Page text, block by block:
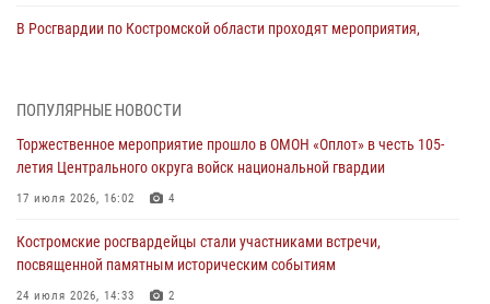
В Росгвардии по Костромской области проходят мероприятия,
04 августа 2026, 11:35
Состоялась рабочая встреча директора Росгвардии Героя России
генерала армии Виктора Золотова с заместителем полномочного
представителя Президента Российской Федерации в Северо-
31 июля 2026, 07:08 4
Росгвардейцы знакомят костромичей со службой в ведомстве
ПОПУЛЯРНЫЕ НОВОСТИ
Торжественное мероприятие прошло в ОМОН «Оплот» в честь 105-
летия Центрального округа войск национальной гвардии
17 июля 2026, 16:02 4
Костромские росгвардейцы стали участниками встречи,
посвященной памятным историческим событиям
24 июля 2026, 14:33 2